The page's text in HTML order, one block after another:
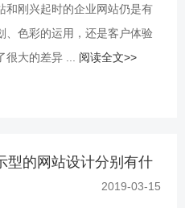
和刚兴起时的企业网站仍是有
、色彩的运用，还是客户体验
很大的差异 ... 阅读全文>>
型的网站设计分别有什
2019-03-15